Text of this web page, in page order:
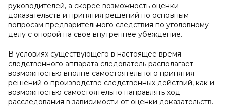
руководителей, а скорее возможность оценки
доказательств и принятия решений по основным
вопросам предварительного следствия по уголовному
делу с опорой на свое внутреннее убеждение.
В условиях существующего в настоящее время
следственного аппарата следователь располагает
возможностью вполне самостоятельного принятия
решений о производстве следственных действий, как и
возможностью самостоятельно направлять ход
расследования в зависимости от оценки доказательств.